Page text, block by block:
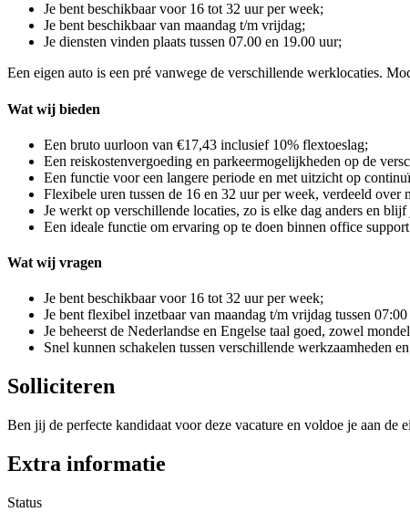
Je bent beschikbaar voor 16 tot 32 uur per week;
Je bent beschikbaar van maandag t/m vrijdag;
Je diensten vinden plaats tussen 07.00 en 19.00 uur;
Een eigen auto is een pré vanwege de verschillende werklocaties.
Wat wij bieden
Een bruto uurloon van €17,43 inclusief 10% flextoeslag;
Een reiskostenvergoeding en parkeermogelijkheden op de
Een functie voor een langere periode en met uitzicht op
Flexibele uren tussen de 16 en 32 uur per week, verdeeld over
Je werkt op verschillende locaties, zo is elke dag anders en
Een ideale functie om ervaring op te doen binnen office
Wat wij vragen
Je bent beschikbaar voor 16 tot 32 uur per week;
Je bent flexibel inzetbaar van maandag t/m vrijdag tussen
Je beheerst de Nederlandse en Engelse taal goed, zowel
Snel kunnen schakelen tussen verschillende werkzaamheden
Solliciteren
Ben jij de perfecte kandidaat voor deze vacature en voldoe je aan
Extra informatie
Status